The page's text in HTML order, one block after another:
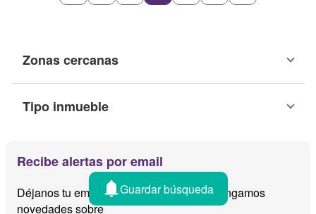
Zonas cercanas
Tipo inmueble
Recibe alertas por email
Déjanos tu email y te avisamos cuando tengamos
novedades sobre
Guardar búsqueda